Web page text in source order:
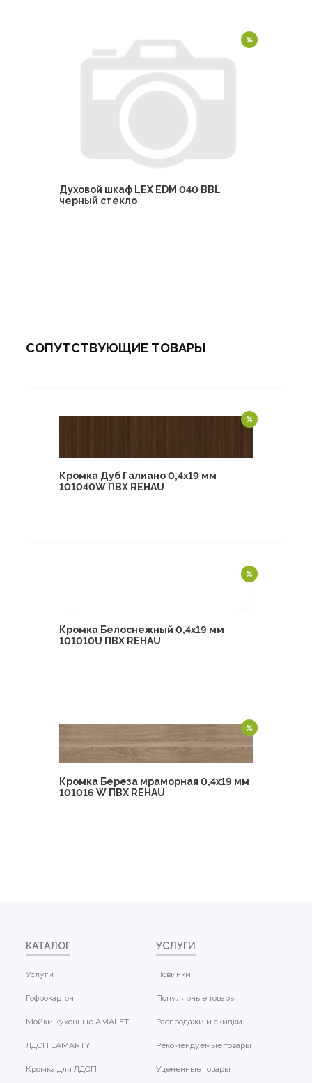
Духовой шкаф LEX EDM 040 BBL
черный стекло
СОПУТСТВУЮЩИЕ ТОВАРЫ
Кромка Дуб Галиано 0,4х19 мм
101040W ПВХ REHAU
Кромка Белоснежный 0,4х19 мм
101010U ПВХ REHAU
Кромка Береза мраморная 0,4х19 мм
101016 W ПВХ REHAU
КАТАЛОГ
Услуги
Гофрокартон
Мойки кухонные AMALET
ЛДСП LAMARTY
Кромка для ЛДСП
УСЛУГИ
Новинки
Популярные товары
Распродажи и скидки
Рекомендуемые товары
Уцененные товары